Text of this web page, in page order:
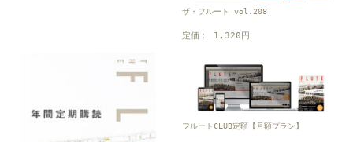
ザ・フルート vol.208
定価： 1,320円
フルートCLUB定額【月額プラン】